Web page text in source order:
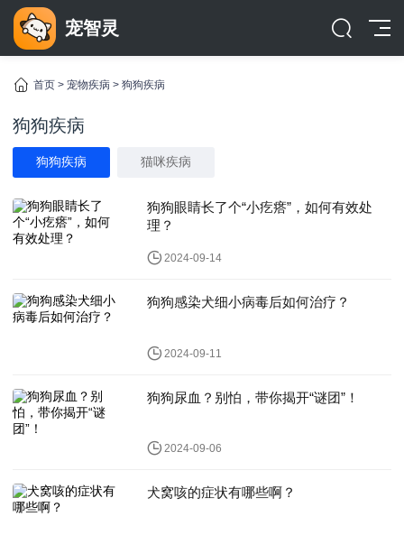
宠智灵
首页 > 宠物疾病 > 狗狗疾病
狗狗疾病
狗狗疾病 猫咪疾病
狗狗眼睛长了个“小疙瘩”，如何有效处
理？
2024-09-14
狗狗感染犬细小病毒后如何治疗？
2024-09-11
狗狗尿血？别怕，带你揭开“谜团”！
2024-09-06
犬窝咳的症状有哪些啊？